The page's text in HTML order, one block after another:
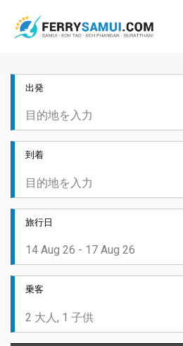
出発
到着
旅行日
乗客